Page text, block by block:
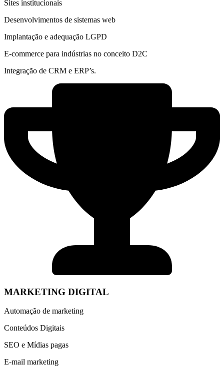
Sites institucionais
Desenvolvimentos de sistemas web
Implantação e adequação LGPD
E-commerce para indústrias no conceito D2C
Integração de CRM e ERP’s.
MARKETING DIGITAL
Automação de marketing
Conteúdos Digitais
SEO e Mídias pagas
E-mail marketing